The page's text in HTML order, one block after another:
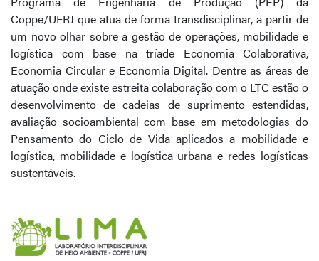
Coppe/UFRJ que atua de forma transdisciplinar, a partir de
um novo olhar sobre a gestão de operações, mobilidade e
logística com base na tríade Economia Colaborativa,
Economia Circular e Economia Digital. Dentre as áreas de
atuação onde existe estreita colaboração com o LTC estão o
desenvolvimento de cadeias de suprimento estendidas,
avaliação socioambiental com base em metodologias do
Pensamento do Ciclo de Vida aplicados a mobilidade e
logística, mobilidade e logística urbana e redes logísticas
sustentáveis.